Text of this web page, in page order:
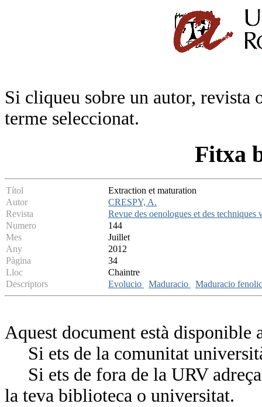
Si cliqueu sobre un autor, revista
terme seleccionat.
Fitxa
Títol
Extraction et maturation
Autor
CRESPY, A.
Revista
Revue des oenologues et des
Numero
144
Mes
Juillet
Any
2012
Pàgina
34
Lloc
Chaintre
Descriptors
Evolucio Maduracio Maduracio
Aquest document està
Si ets de la comunitat
Si ets de fora de la URV
la teva biblioteca o universitat.